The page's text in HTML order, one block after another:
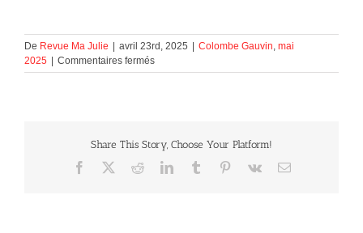
De Revue Ma Julie avril 23rd, 2025 Colombe Gauvin, mai
2025
Commentaires ferméssur
Lactose,
quelles
différences
Share This Story, Choose Your Platform!
Facebook RedditLinkedInTumblr Pinterest
Vk Courriel